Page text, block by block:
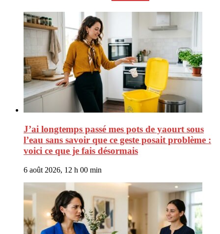
J’ai longtemps passé mes pots de yaourt sous
l’eau sans savoir que ce geste posait problème :
voici ce que je fais désormais
6 août 2026, 12 h 00 min